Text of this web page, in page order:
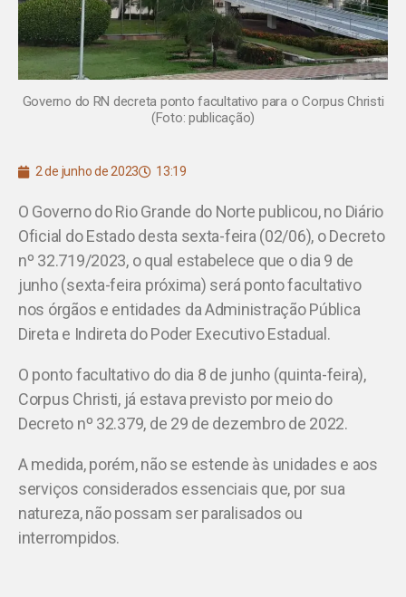
Governo do RN decreta ponto facultativo para o Corpus Christi
(Foto: publicação)
2 de junho de 2023 13:19
O Governo do Rio Grande do Norte publicou, no Diário
Oficial do Estado desta sexta-feira (02/06), o Decreto
nº 32.719/2023, o qual estabelece que o dia 9 de
junho (sexta-feira próxima) será ponto facultativo
nos órgãos e entidades da Administração Pública
Direta e Indireta do Poder Executivo Estadual.
O ponto facultativo do dia 8 de junho (quinta-feira),
Corpus Christi, já estava previsto por meio do
Decreto nº 32.379, de 29 de dezembro de 2022.
A medida, porém, não se estende às unidades e aos
serviços considerados essenciais que, por sua
natureza, não possam ser paralisados ou
interrompidos.